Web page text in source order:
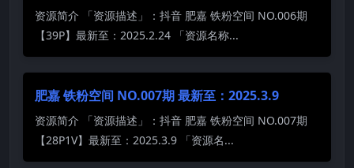
资源简介 「资源描述」：抖音 肥嘉 铁粉空间 NO.006期
【39P】最新至：2025.2.24 「资源名称...
肥嘉 铁粉空间 NO.007期 最新至：2025.3.9
资源简介 「资源描述」：抖音 肥嘉 铁粉空间 NO.007期
【28P1V】最新至：2025.3.9 「资源名...